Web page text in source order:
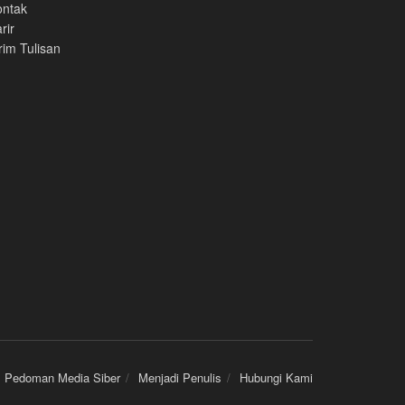
Tulisan
Pedoman Media Siber Menjadi Penulis Hubungi Kami